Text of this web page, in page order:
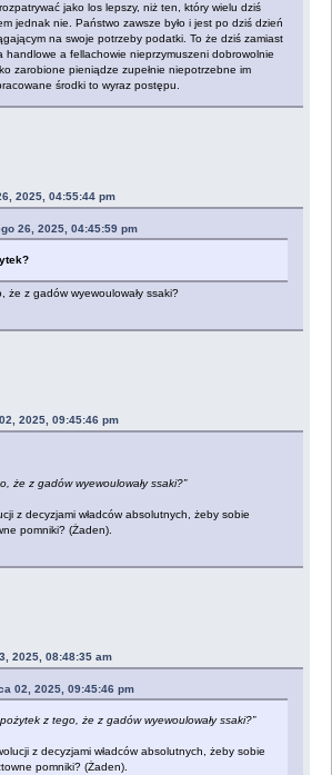
jako los lepszy, niż ten, który wielu dziś
jednak nie. Państwo zawsze było i jest po dziś dzień
na swoje potrzeby podatki. To że dziś zamiast
handlowe a fellachowie nieprzymuszeni dobrowolnie
zarobione pieniądze zupełnie niepotrzebne im
środki to wyraz postępu.
2025, 04:55:44 pm
26, 2025, 04:45:59 pm
że z gadów wyewoulowały ssaki?
2025, 09:45:46 pm
że z gadów wyewoulowały ssaki?”
z decyzjami władców absolutnych, żeby sobie
pomniki? (Żaden).
2025, 08:48:35 am
02, 2025, 09:45:46 pm
pożytek z tego, że z gadów wyewoulowały ssaki?”
z decyzjami władców absolutnych, żeby sobie
pomniki? (Żaden).